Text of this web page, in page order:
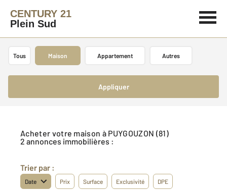
CENTURY 21
Plein Sud
Tous Maison Appartement Autres
Appliquer
Acheter votre maison à PUYGOUZON (81)
2 annonces immobilières :
Trier par :
Date Prix Surface Exclusivité DPE